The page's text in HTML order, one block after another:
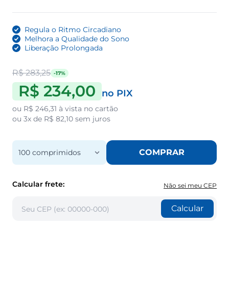
Regula o Ritmo Circadiano
Melhora a Qualidade do Sono
Liberação Prolongada
R$ 283,25 -17%
R$ 234,00 no PIX
ou R$ 246,31 à vista no cartão
ou 3x de R$ 82,10 sem juros
100 comprimidos COMPRAR
Calcular frete: Não sei meu CEP
Calcular